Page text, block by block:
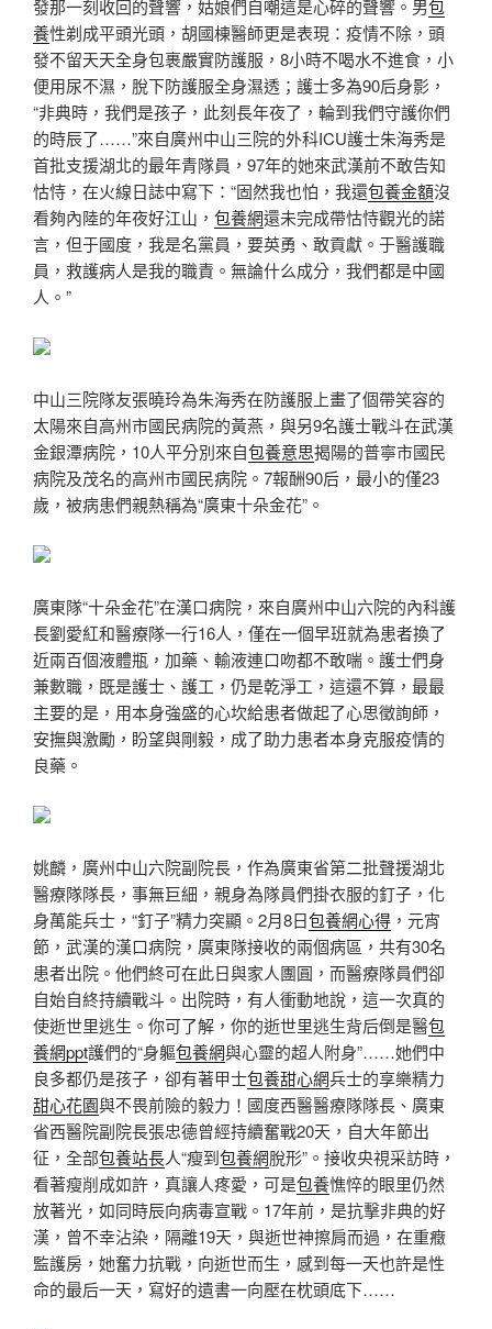
發那一刻收回的聲響，姑娘們自嘲這是心碎的聲響。男包
養性剃成平頭光頭，胡國棟醫師更是表現：疫情不除，頭
發不留天天全身包裹嚴實防護服，8小時不喝水不進食，小
便用尿不濕，脫下防護服全身濕透；護士多為90后身影，
“非典時，我們是孩子，此刻長年夜了，輪到我們守護你們
的時辰了……”來自廣州中山三院的外科ICU護士朱海秀是
首批支援湖北的最年青隊員，97年的她來武漢前不敢告知
怙恃，在火線日誌中寫下：“固然我也怕，我還包養金額沒
看夠內陸的年夜好江山， 包養網還未完成帶怙恃觀光的諾
言，但于國度，我是名黨員，要英勇、敢貢獻。于醫護職
員，救護病人是我的職責。無論什么成分，我們都是中國
人。”
中山三院隊友張曉玲為朱海秀在防護服上畫了個帶笑容的
太陽來自高州市國民病院的黃燕，與另9名護士戰斗在武漢
金銀潭病院，10人平分別來自包養意思揭陽的普寧市國民
病院及茂名的高州市國民病院。7報酬90后，最小的僅23
歲，被病患們親熱稱為“廣東十朵金花”。
廣東隊“十朵金花”在漢口病院，來自廣州中山六院的內科護
長劉愛紅和醫療隊一行16人，僅在一個早班就為患者換了
近兩百個液體瓶，加藥、輸液連口吻都不敢喘。護士們身
兼數職，既是護士、護工，仍是乾淨工，這還不算，最最
主要的是，用本身強盛的心坎給患者做起了心思徵詢師，
安撫與激勵，盼望與剛毅，成了助力患者本身克服疫情的
良藥。
姚麟，廣州中山六院副院長，作為廣東省第二批聲援湖北
醫療隊隊長，事無巨細，親身為隊員們掛衣服的釘子，化
身萬能兵士，“釘子”精力突顯。2月8日包養網心得 ，元宵
節，武漢的漢口病院，廣東隊接收的兩個病區，共有30名
患者出院。他們終可在此日與家人團圓，而醫療隊員們卻
自始自終持續戰斗。出院時，有人衝動地說，這一次真的
使逝世里逃生。你可了解，你的逝世里逃生背后倒是醫包
養網ppt護們的“身軀包養網與心靈的超人附身”……她們中
良多都仍是孩子，卻有著甲士包養甜心網兵士的享樂精力
甜心花園與不畏前險的毅力！國度西醫醫療隊隊長、廣東
省西醫院副院長張忠德曾經持續奮戰20天，自大年節出
征，全部包養站長人“瘦到包養網脫形”。接收央視采訪時，
看著瘦削成如許，真讓人疼愛，可是包養憔悴的眼里仍然
放著光，如同時辰向病毒宣戰。17年前，是抗擊非典的好
漢，曾不幸沾染，隔離19天，與逝世神擦肩而過，在重癥
監護房，她奮力抗戰，向逝世而生，感到每一天也許是性
命的最后一天，寫好的遺書一向壓在枕頭底下……